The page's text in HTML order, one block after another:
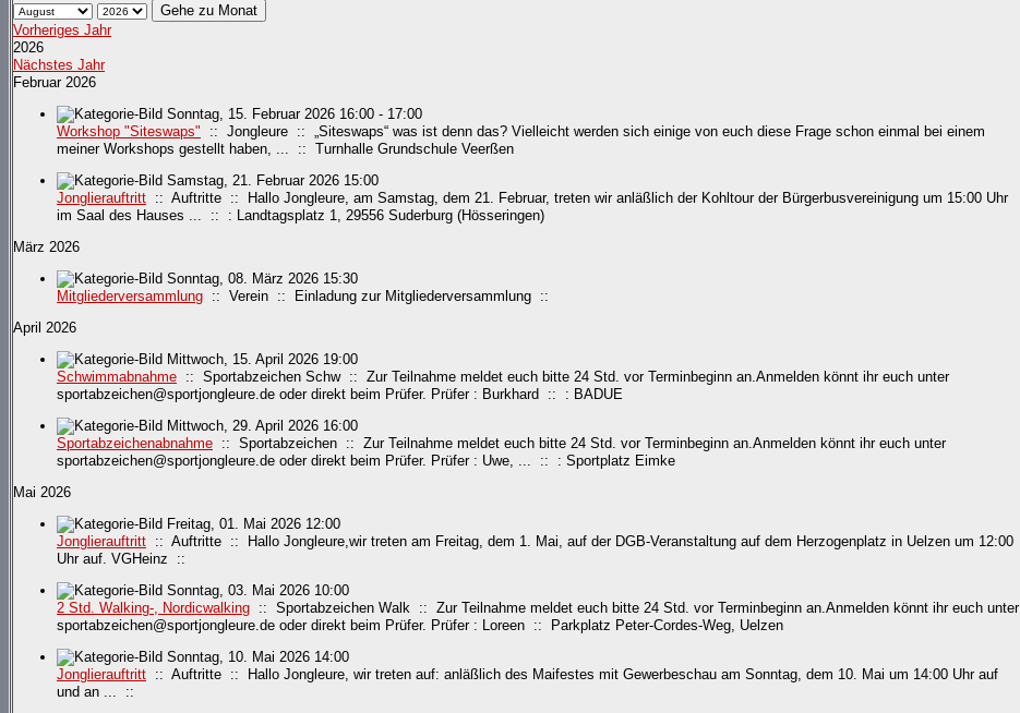
Gehe zu Monat
Vorheriges Jahr
2026
Nächstes Jahr
Februar 2026
Sonntag, 15. Februar 2026 16:00 - 17:00
Workshop "Siteswaps" :: Jongleure :: „Siteswaps“ was ist denn das? Vielleicht werden sich einige von euch diese Frage schon einmal bei einem
meiner Workshops gestellt haben, ... :: Turnhalle Grundschule Veerßen
Samstag, 21. Februar 2026 15:00
Jonglierauftritt :: Auftritte :: Hallo Jongleure, am Samstag, dem 21. Februar, treten wir anläßlich der Kohltour der Bürgerbusvereinigung um 15:00 Uhr
im Saal des Hauses ... :: : Landtagsplatz 1, 29556 Suderburg (Hösseringen)
März 2026
Sonntag, 08. März 2026 15:30
Mitgliederversammlung :: Verein :: Einladung zur Mitgliederversammlung ::
April 2026
Mittwoch, 15. April 2026 19:00
Schwimmabnahme :: Sportabzeichen Schw :: Zur Teilnahme meldet euch bitte 24 Std. vor Terminbeginn an.Anmelden könnt ihr euch unter
sportabzeichen@sportjongleure.de oder direkt beim Prüfer. Prüfer : Burkhard :: : BADUE
Mittwoch, 29. April 2026 16:00
Sportabzeichenabnahme :: Sportabzeichen :: Zur Teilnahme meldet euch bitte 24 Std. vor Terminbeginn an.Anmelden könnt ihr euch unter
sportabzeichen@sportjongleure.de oder direkt beim Prüfer. Prüfer : Uwe, ... :: : Sportplatz Eimke
Mai 2026
Freitag, 01. Mai 2026 12:00
Jonglierauftritt :: Auftritte :: Hallo Jongleure,wir treten am Freitag, dem 1. Mai, auf der DGB-Veranstaltung auf dem Herzogenplatz in Uelzen um 12:00
Uhr auf. VGHeinz ::
Sonntag, 03. Mai 2026 10:00
2 Std. Walking-, Nordicwalking :: Sportabzeichen Walk :: Zur Teilnahme meldet euch bitte 24 Std. vor Terminbeginn an.Anmelden könnt ihr euch unter
sportabzeichen@sportjongleure.de oder direkt beim Prüfer. Prüfer : Loreen :: Parkplatz Peter-Cordes-Weg, Uelzen
Sonntag, 10. Mai 2026 14:00
Jonglierauftritt :: Auftritte :: Hallo Jongleure, wir treten auf: anläßlich des Maifestes mit Gewerbeschau am Sonntag, dem 10. Mai um 14:00 Uhr auf
und an ... ::